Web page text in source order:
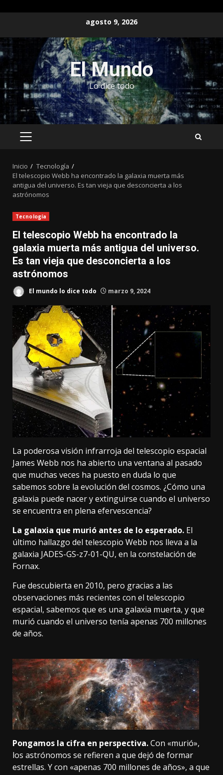
contenido
agosto 9, 2026
El Mundo
Lo dice todo
MENÚ
Inicio
Tecnología
El telescopio Webb ha encontrado la galaxia muerta más
antigua del universo. Es tan vieja que desconcierta a los
astrónomos
Tecnología
El telescopio Webb ha encontrado la
galaxia muerta más antigua del universo.
Es tan vieja que desconcierta a los
astrónomos
El mundo lo dice todo marzo 9, 2024
La poderosa visión infrarroja del telescopio espacial
James Webb nos ha abierto una ventana al pasado
que muchas veces ha puesto en duda lo que
sabemos sobre la evolución del cosmos. ¿Cómo una
galaxia puede nacer y extinguirse cuando el universo
se encuentra en plena efervescencia?
La galaxia que murió antes de lo esperado. El
último hallazgo del telescopio Webb nos lleva a la
galaxia JADES-GS-z7-01-QU, en la constelación de
Fornax.
Fue descubierta en 2010, pero gracias a las
observaciones más recientes con el telescopio
espacial, sabemos que es una galaxia muerta, y que
murió cuando el universo tenía apenas 700 millones
de años.
Pongamos la cifra en perspectiva.Con «murió»,
los astrónomos se refieren a que dejó de formar
estrellas. Y con «apenas 700 millones de años», a que